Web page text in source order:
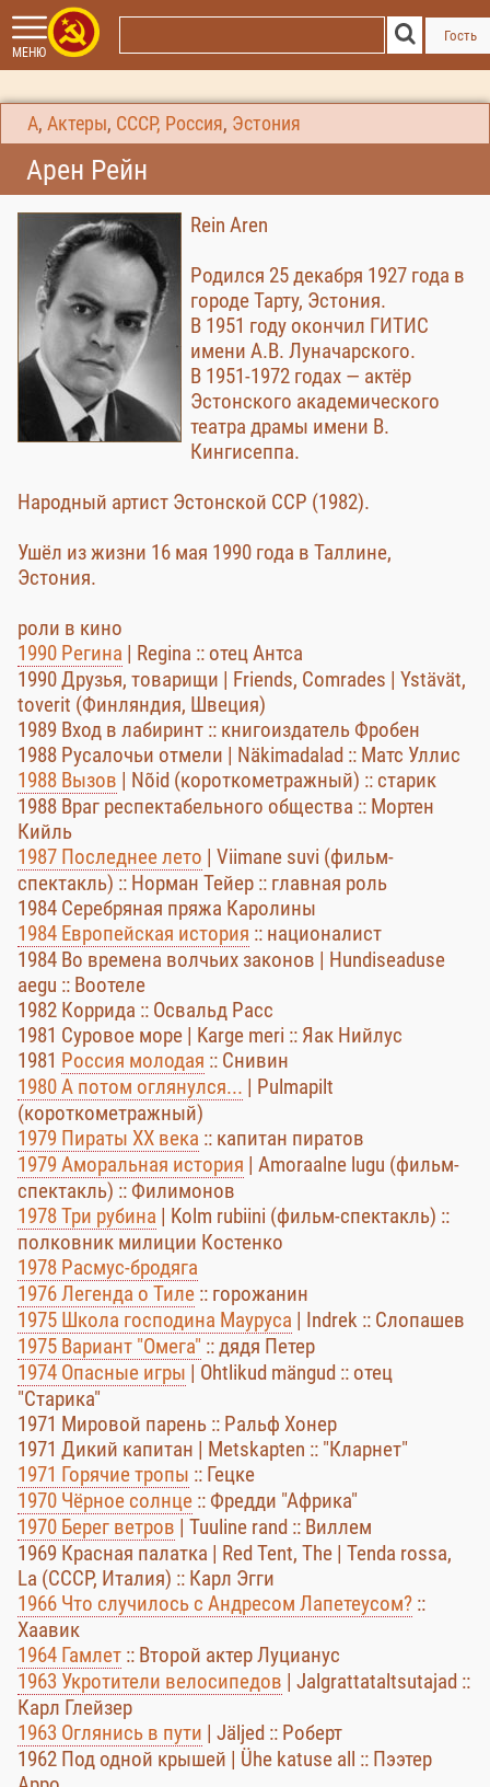
МЕНЮ
Гость
А, Актеры, СССР, Россия, Эстония
Арен Рейн
Rein Aren
Родился 25 декабря 1927 года в
городе Тарту, Эстония.
В 1951 году окончил ГИТИС
имени А.В. Луначарского.
В 1951-1972 годах — актёр
Эстонского академического
театра драмы имени В.
Кингисеппа.
Народный артист Эстонской ССР (1982).
Ушёл из жизни 16 мая 1990 года в Таллине,
Эстония.
роли в кино
1990 Регина | Regina :: отец Антса
1990 Друзья, товарищи | Friends, Comrades | Ystävät,
toverit (Финляндия, Швеция)
1989 Вход в лабиринт :: книгоиздатель Фробен
1988 Русалочьи отмели | Näkimadalad :: Матс Уллис
1988 Вызов | Nõid (короткометражный) :: старик
1988 Враг респектабельного общества :: Мортен
Кийль
1987 Последнее лето | Viimane suvi (фильм-
спектакль) :: Норман Тейер :: главная роль
1984 Серебряная пряжа Каролины
1984 Европейская история :: националист
1984 Во времена волчьих законов | Hundiseaduse
aegu :: Воотеле
1982 Коррида :: Освальд Расс
1981 Суровое море | Karge meri :: Яак Нийлус
1981 Россия молодая :: Снивин
1980 А потом оглянулся... | Pulmapilt
(короткометражный)
1979 Пираты XX века :: капитан пиратов
1979 Аморальная история | Amoraalne lugu (фильм-
спектакль) :: Филимонов
1978 Три рубина | Kolm rubiini (фильм-спектакль) ::
полковник милиции Костенко
1978 Расмус-бродяга
1976 Легенда о Тиле :: горожанин
1975 Школа господина Мауруса | Indrek :: Слопашев
1975 Вариант "Омега" :: дядя Петер
1974 Опасные игры | Ohtlikud mängud :: отец
"Старика"
1971 Мировой парень :: Ральф Хонер
1971 Дикий капитан | Metskapten :: "Кларнет"
1971 Горячие тропы :: Гецке
1970 Чёрное солнце :: Фредди "Африка"
1970 Берег ветров | Tuuline rand :: Виллем
1969 Красная палатка | Red Tent, The | Tenda rossa,
La (СССР, Италия) :: Карл Эгги
1966 Что случилось с Андресом Лапетеусом? ::
Хаавик
1964 Гамлет :: Второй актер Луцианус
1963 Укротители велосипедов | Jalgrattataltsutajad ::
Карл Глейзер
1963 Оглянись в пути | Jäljed :: Роберт
1962 Под одной крышей | Ühe katuse all :: Пээтер